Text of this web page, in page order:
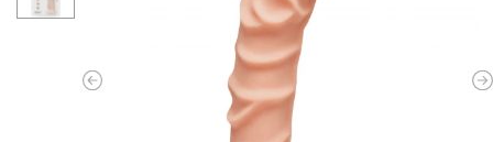
Previous